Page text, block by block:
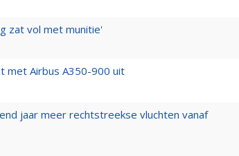
zat vol met munitie'
met Airbus A350-900 uit
jaar meer rechtstreekse vluchten vanaf